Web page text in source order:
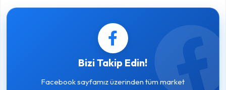
Bizi Takip Edin!
Facebook sayfamız üzerinden tüm market